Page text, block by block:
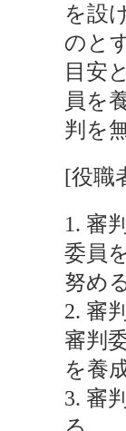
を設
のと
目安
員を
判を
[役職
審
委員
努め
審
審判
を養
審